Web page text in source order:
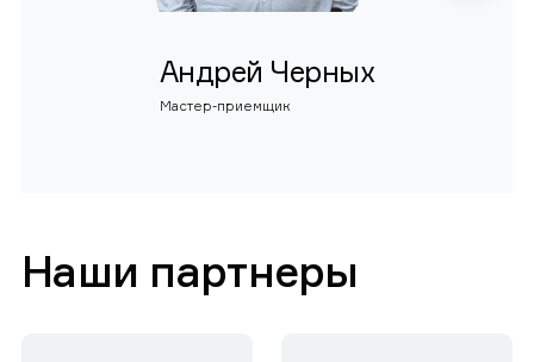
Андрей Черных
Мастер-приемщик
Наши партнеры